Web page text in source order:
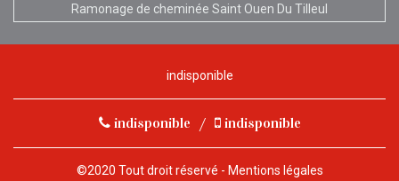
Ramonage de cheminée Saint Ouen Du Tilleul
indisponible
indisponible / indisponible
©2020 Tout droit réservé - Mentions légales